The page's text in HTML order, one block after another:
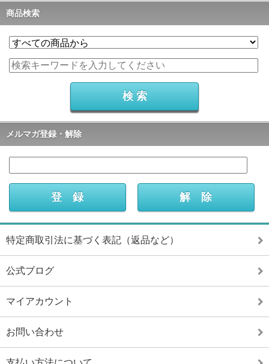
商品検索
メルマガ登録・解除
特定商取引法に基づく表記（返品など）
公式ブログ
マイアカウント
お問い合わせ